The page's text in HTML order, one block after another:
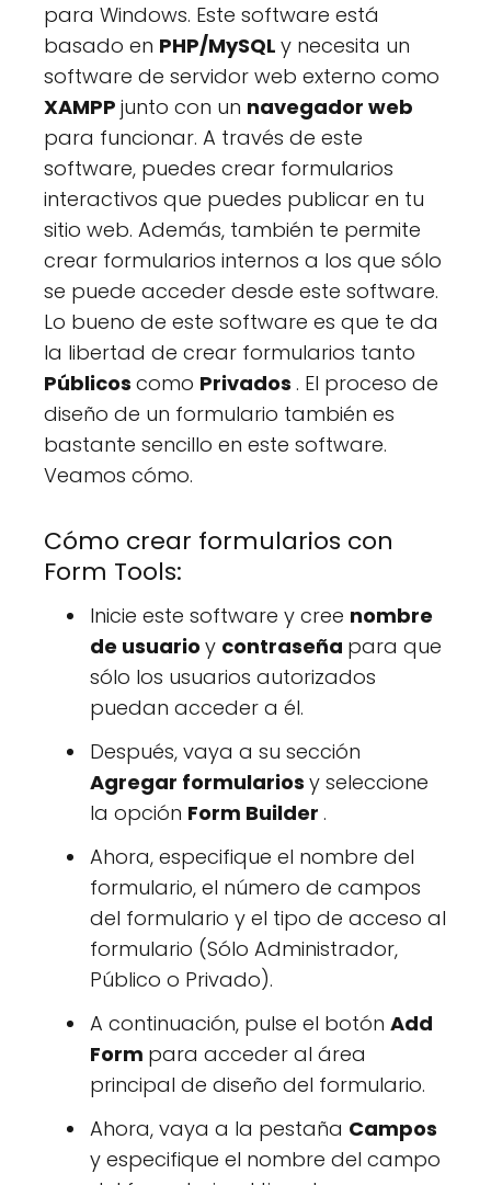
para Windows. Este software está
basado en PHP/MySQL y necesita un
software de servidor web externo como
XAMPP junto con un navegador web
para funcionar. A través de este
software, puedes crear formularios
interactivos que puedes publicar en tu
sitio web. Además, también te permite
crear formularios internos a los que sólo
se puede acceder desde este software.
Lo bueno de este software es que te da
la libertad de crear formularios tanto
Públicos como Privados . El proceso de
diseño de un formulario también es
bastante sencillo en este software.
Veamos cómo.
Cómo crear formularios con
Form Tools:
Inicie este software y cree nombre
de usuario y contraseña para que
sólo los usuarios autorizados
puedan acceder a él.
Después, vaya a su sección
Agregar formularios y seleccione
la opción Form Builder .
Ahora, especifique el nombre del
formulario, el número de campos
del formulario y el tipo de acceso al
formulario (Sólo Administrador,
Público o Privado).
A continuación, pulse el botón Add
Form para acceder al área
principal de diseño del formulario.
Ahora, vaya a la pestaña Campos
y especifique el nombre del campo